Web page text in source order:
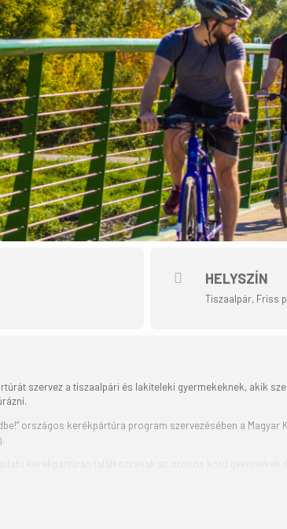
HELYSZÍN
Tiszaalpár, Friss
szervez a tiszaalpári és lakiteleki gyermekeknek, akik
országos kerékpártúra program szervezésében a
kerékpártúrán találkozzanak az azonos korú
majd közös strandolás. A gyülekező és indulás helye: